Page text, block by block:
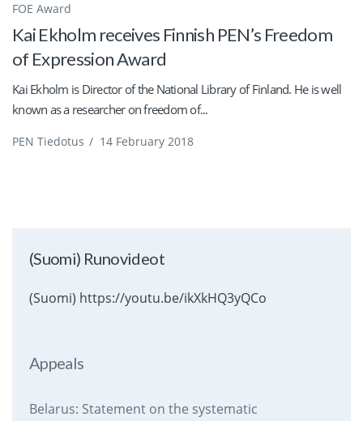
FOE Award
Kai Ekholm receives Finnish PEN’s Freedom
of Expression Award
Kai Ekholm is Director of the National Library of Finland. He is well
known as a researcher on freedom of...
PEN Tiedotus / 14 February 2018
(Suomi) Runovideot
(Suomi) https://youtu.be/ikXkHQ3yQCo
Appeals
Belarus: Statement on the systematic